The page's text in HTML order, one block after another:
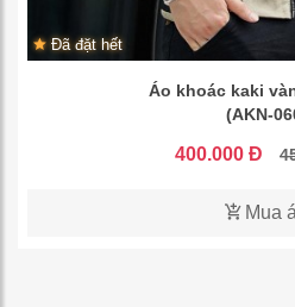
Đã đặt hết
Áo khoác kaki
(AKN-
400.000 Đ
Mua